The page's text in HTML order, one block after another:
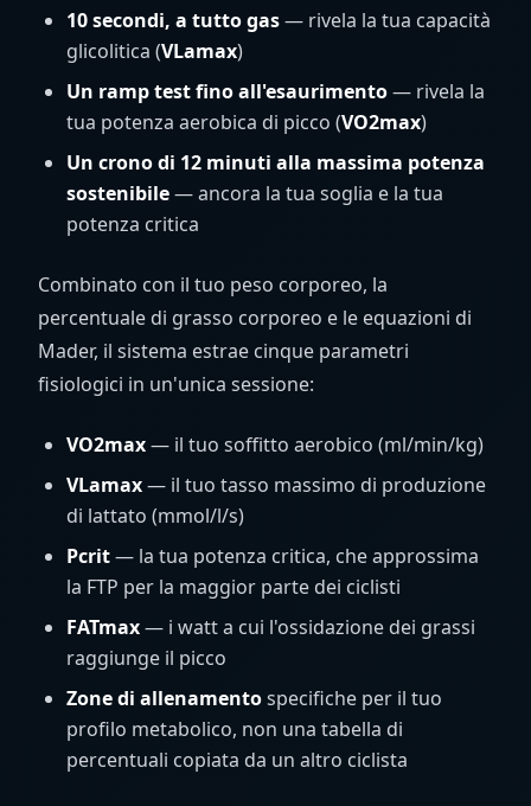
10 secondi, a tutto gas— rivela la tua capacità
glicolitica (VLamax)
Un ramp test fino all'esaurimento— rivela la
tua potenza aerobica di picco (VO2max)
Un crono di 12 minuti alla massima potenza
sostenibile— ancora la tua soglia e la tua
potenza critica
Combinato con il tuo peso corporeo, la
percentuale di grasso corporeo e le equazioni di
Mader, il sistema estrae cinque parametri
fisiologici in un'unica sessione:
VO2max— il tuo soffitto aerobico (ml/min/kg)
VLamax— il tuo tasso massimo di produzione
di lattato (mmol/l/s)
Pcrit— la tua potenza critica, che approssima
la FTP per la maggior parte dei ciclisti
FATmax— i watt a cui l'ossidazione dei grassi
raggiunge il picco
Zone di allenamentospecifiche per il tuo
profilo metabolico, non una tabella di
percentuali copiata da un altro ciclista